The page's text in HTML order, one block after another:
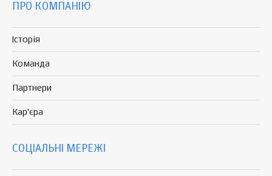
ПРО КОМПАНІЮ
Історія
Команда
Партнери
Кар'єра
СОЦІАЛЬНІ МЕРЕЖІ